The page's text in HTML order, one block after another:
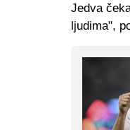
Jedva
ljudima",